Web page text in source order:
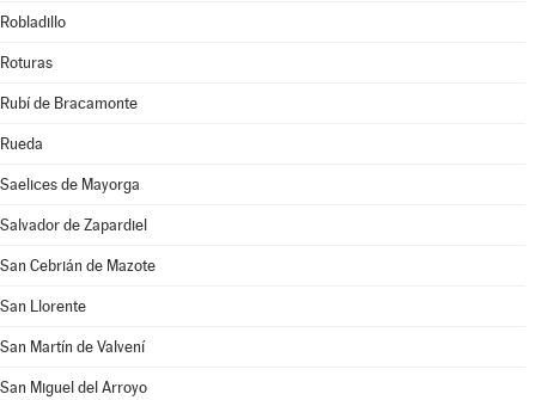
Robladillo
Roturas
Rubí de Bracamonte
Rueda
Saelices de Mayorga
Salvador de Zapardiel
San Cebrián de Mazote
San Llorente
San Martín de Valvení
San Miguel del Arroyo